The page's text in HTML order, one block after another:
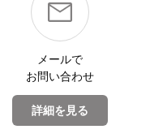
メールで
お問い合わせ
詳細を見る